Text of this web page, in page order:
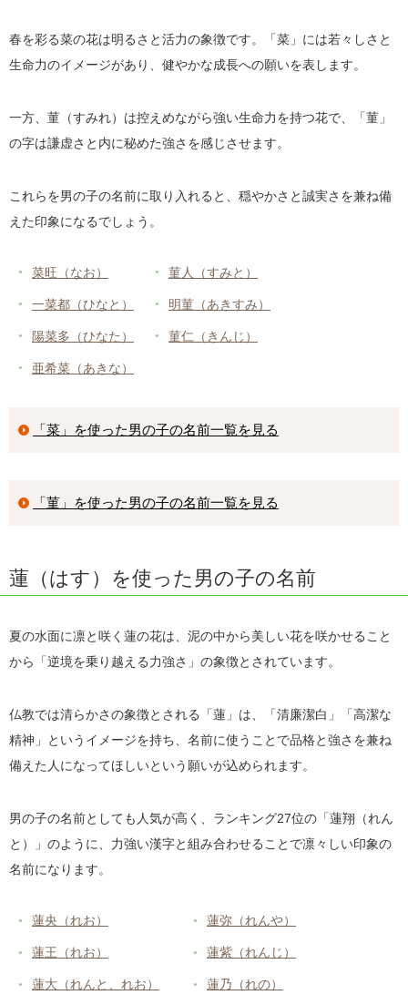
春を彩る菜の花は明るさと活力の象徴です。「菜」には若々しさと
生命力のイメージがあり、健やかな成長への願いを表します。
一方、菫（すみれ）は控えめながら強い生命力を持つ花で、「菫」
の字は謙虚さと内に秘めた強さを感じさせます。
これらを男の子の名前に取り入れると、穏やかさと誠実さを兼ね備
えた印象になるでしょう。
菜旺（なお）
一菜都（ひなと）
陽菜多（ひなた）
亜希菜（あきな）
菫人（すみと）
明菫（あきすみ）
菫仁（きんじ）
「菜」を使った男の子の名前一覧を見る
「菫」を使った男の子の名前一覧を見る
蓮（はす）を使った男の子の名前
夏の水面に凛と咲く蓮の花は、泥の中から美しい花を咲かせること
から「逆境を乗り越える力強さ」の象徴とされています。
仏教では清らかさの象徴とされる「蓮」は、「清廉潔白」「高潔な
精神」というイメージを持ち、名前に使うことで品格と強さを兼ね
備えた人になってほしいという願いが込められます。
男の子の名前としても人気が高く、ランキング27位の「蓮翔（れん
と）」のように、力強い漢字と組み合わせることで凛々しい印象の
名前になります。
蓮央（れお）
蓮王（れお）
蓮大（れんと、れお）
蓮弥（れんや）
蓮紫（れんじ）
蓮乃（れの）